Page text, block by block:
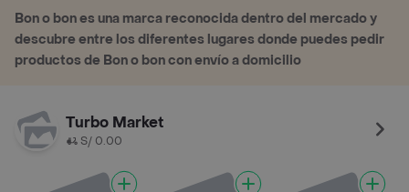
Bon o bon es una marca reconocida dentro del mercado y
descubre entre los diferentes lugares donde puedes pedir
productos de Bon o bon con envío a domicilio
Turbo Market
S/ 0.00